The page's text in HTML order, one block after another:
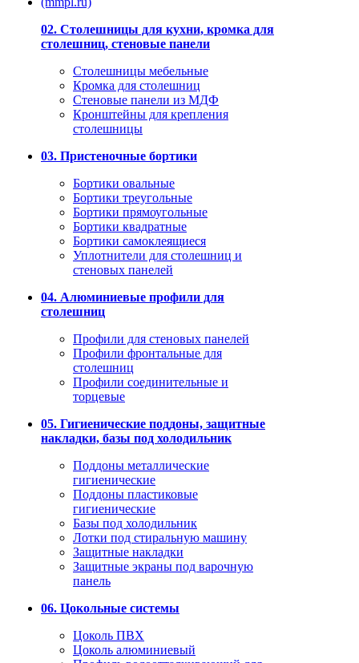
02. Столешницы для кухни, кромка для
столешниц, стеновые панели
Столешницы мебельные
Кромка для столешниц
Стеновые панели из МДФ
Кронштейны для крепления
столешницы
03. Пристеночные бортики
Бортики овальные
Бортики треугольные
Бортики прямоугольные
Бортики квадратные
Бортики самоклеящиеся
Уплотнители для столешниц и
стеновых панелей
04. Алюминиевые профили для
столешниц
Профили для стеновых панелей
Профили фронтальные для
столешниц
Профили соединительные и
торцевые
05. Гигиенические поддоны, защитные
накладки, базы под холодильник
Поддоны металлические
гигиенические
Поддоны пластиковые
гигиенические
Базы под холодильник
Лотки под стиральную машину
Защитные накладки
Защитные экраны под варочную
панель
06. Цокольные системы
Цоколь ПВХ
Цоколь алюминиевый